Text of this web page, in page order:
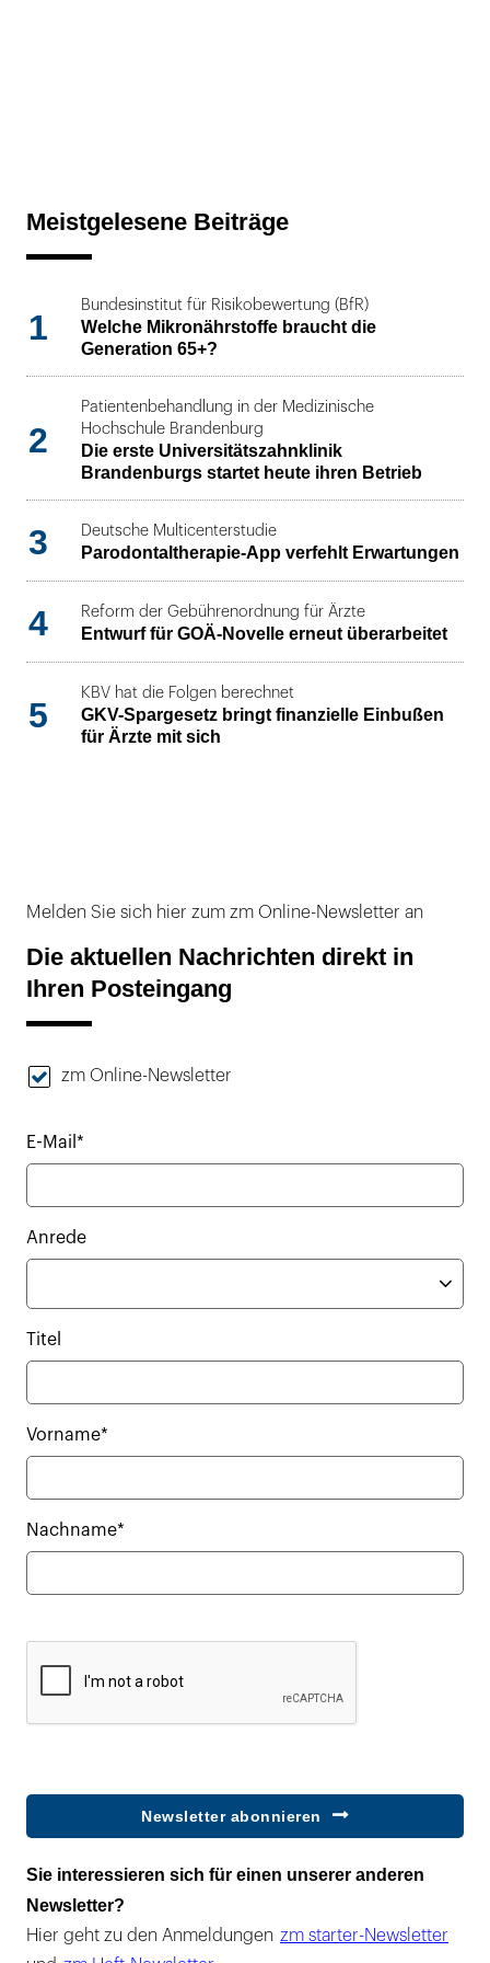
Meistgelesene Beiträge
1
Bundesinstitut für Risikobewertung (BfR)
Welche Mikronährstoffe braucht die
Generation 65+?
2
Patientenbehandlung in der Medizinische
Hochschule Brandenburg
Die erste Universitätszahnklinik
Brandenburgs startet heute ihren Betrieb
3 Deutsche Multicenterstudie
Parodontaltherapie-App verfehlt Erwartungen
4 Reform der Gebührenordnung für Ärzte
Entwurf für GOÄ-Novelle erneut überarbeitet
5
KBV hat die Folgen berechnet
GKV-Spargesetz bringt finanzielle Einbußen
für Ärzte mit sich
Melden Sie sich hier zum zm Online-Newsletter an
Die aktuellen Nachrichten direkt in
Ihren Posteingang
zm Online-Newsletter
E-Mail*
Anrede
Titel
Vorname*
Nachname*
Newsletter abonnieren
Sie interessieren sich für einen unserer anderen
Newsletter?
Hier geht zu den Anmeldungen zm starter-Newsletter